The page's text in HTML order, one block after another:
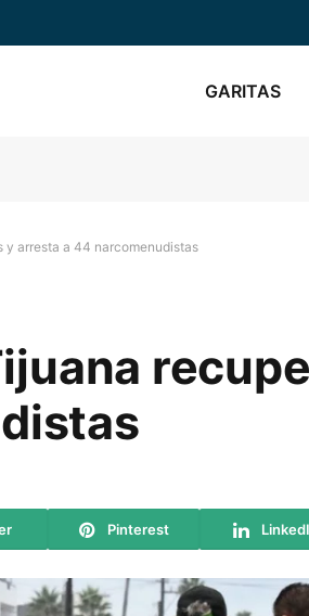
GARITAS
y arresta a 44 narcomenudistas
Pinterest